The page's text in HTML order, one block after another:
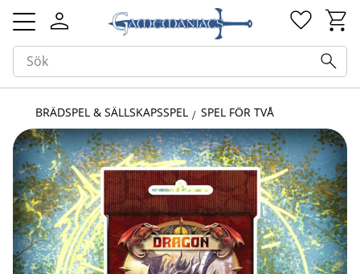
Meny
BRÄDSPEL & SÄLLSKAPSSPEL SPEL FÖR TVÅ